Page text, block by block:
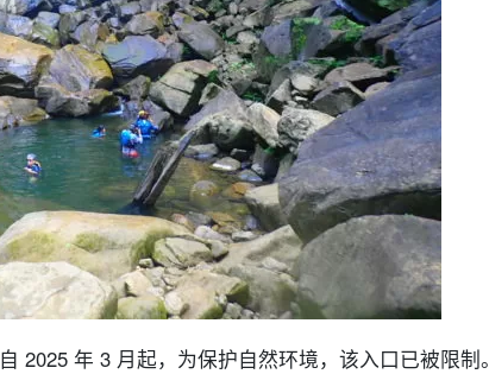
自 2025 年 3 月起，为保护自然环境，该入口已被限制。